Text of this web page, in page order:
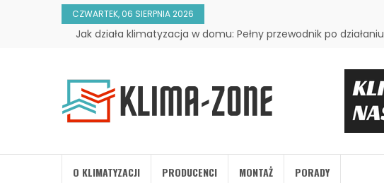
CZWARTEK, 06 SIERPNIA 2026
Jak działa klimatyzacja w domu: Pełny przewodnik po
O KLIMATYZACJI PRODUCENCI MONTAŻ PORADY